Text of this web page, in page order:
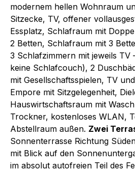
modernem hellen Wohnraum
Sitzecke, TV, offener
Essplatz, Schlafraum mit
2 Betten, Schlafraum mit 3
3 Schlafzimmern mit jeweils TV
keine Schlafcouch), 2
mit Gesellschaftsspielen, TV
Empore mit Sitzgelegenheit,
Hauswirtschaftsraum mit
Trockner, kostenloses WLAN,
Abstellraum außen. Zwei
Sonnenterrasse Richtung
mit Blick auf den
im absolut autofreien Teil des